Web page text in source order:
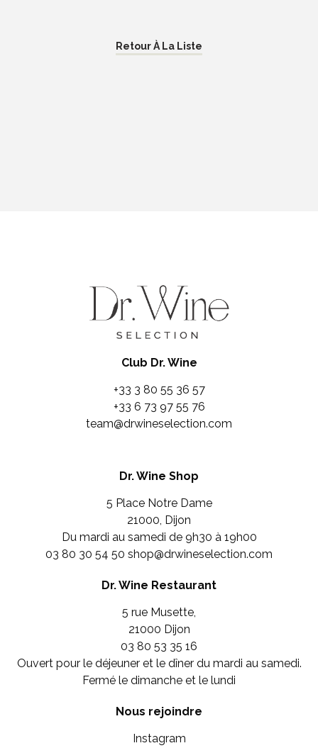
Retour À La Liste
Club Dr. Wine
+33 3 80 55 36 57
+33 6 73 97 55 76
team@drwineselection.com
Dr. Wine Shop
5 Place Notre Dame
21000, Dijon
Du mardi au samedi de 9h30 à 19h00
03 80 30 54 50 shop@drwineselection.com
Dr. Wine Restaurant
5 rue Musette,
21000 Dijon
03 80 53 35 16
Ouvert pour le déjeuner et le dîner du mardi au samedi.
Fermé le dimanche et le lundi
Nous rejoindre
Instagram